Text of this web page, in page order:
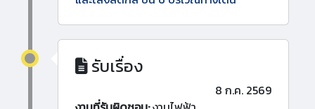
รับเรื่อง
8 ก.ค. 2569